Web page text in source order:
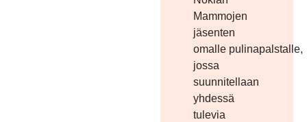
Mammojen
jäsenten
omalle pulinapalstalle,
jossa
suunnitellaan
yhdessä
tulevia